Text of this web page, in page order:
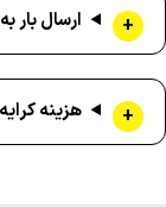
ارسال بار
هزینه